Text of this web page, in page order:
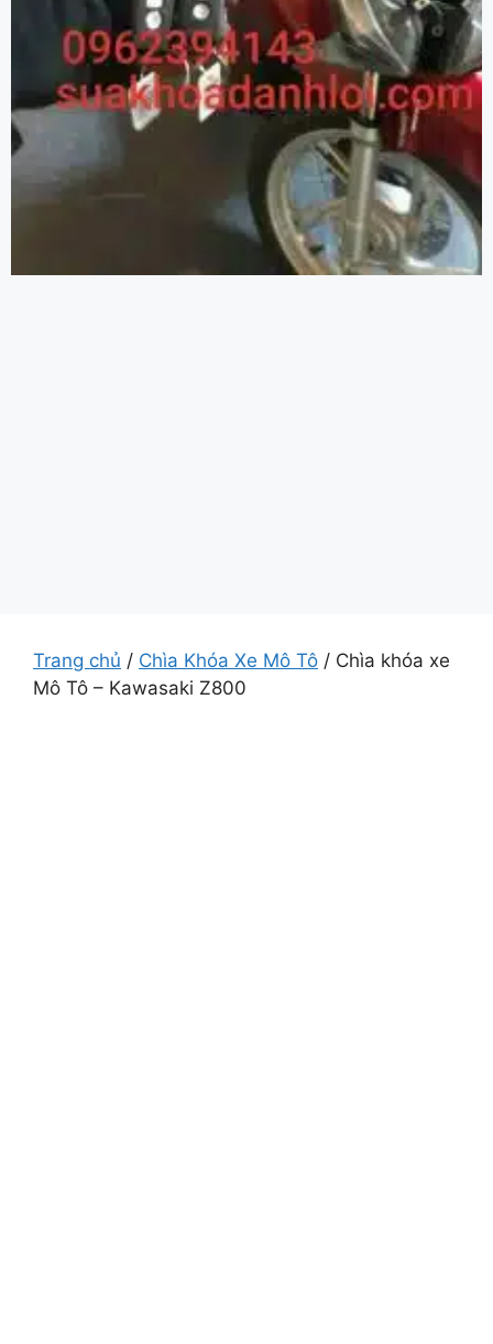
Trang chủ / Chìa Khóa Xe Mô Tô / Chìa khóa xe
Mô Tô – Kawasaki Z800